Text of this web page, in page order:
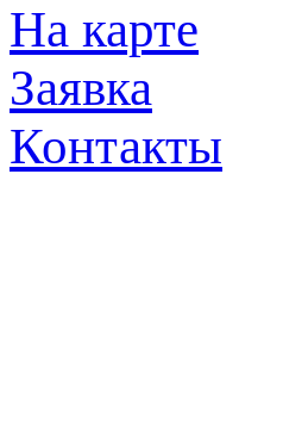
На карте
Заявка
Контакты